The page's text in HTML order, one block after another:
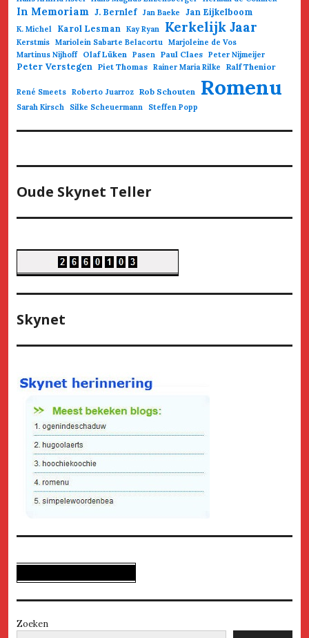
In Memoriam J. Bernlef Jan Baeke Jan Eijkelboom
K. Michel Karol Lesman Kay Ryan Kerkelijk Jaar
Kerstmis Mariolein Sabarte Belacortu Marjoleine de Vos
Martinus Nijhoff
Olaf Lüken Pasen Paul Claes Peter Nijmeijer
Peter Verstegen Piet Thomas Rainer Maria Rilke Ralf Thenior
René Smeets Roberto Juarroz Rob Schouten Romenu
Sarah Kirsch Silke Scheuermann Steffen Popp
Oude Skynet Teller
Skynet
Zoeken